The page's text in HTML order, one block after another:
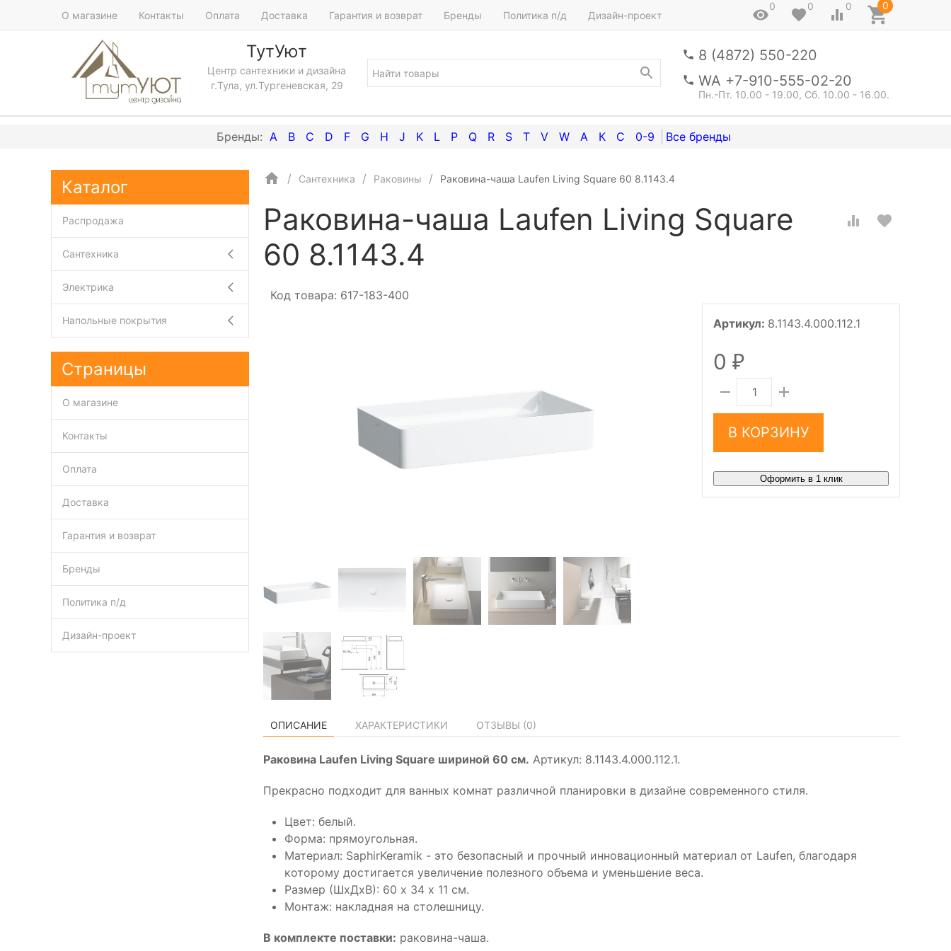
О магазине Контакты Оплата Доставка Гарантия и возврат Бренды Политика п/д Дизайн-проект
0 0 0 0
ТутУют
Центр сантехники и дизайна
г.Тула, ул.Тургеневская, 29
8 (4872) 550-220
WA +7-910-555-02-20
Пн.-Пт. 10.00 - 19.00, Сб. 10.00 - 16.00.
A B C D F G H J K L P Q R S T V W А К С 0-9
Сантехника Раковины Раковина-чаша Laufen Living Square 60 8.1143.4
Раковина-чаша Laufen Living Square
60 8.1143.4
Код товара: 617-183-400
Артикул: 8.1143.4.000.112.1
0 ₽
В КОРЗИНУ
Оформить в 1 клик
ОПИСАНИЕ ХАРАКТЕРИСТИКИ ОТЗЫВЫ (0)
Раковина Laufen Living Square шириной 60 см. Артикул: 8.1143.4.000.112.1.
Прекрасно подходит для ванных комнат различной планировки в дизайне современного стиля.
Цвет: белый.
Форма: прямоугольная.
Материал: SaphirKeramik - это безопасный и прочный инновационный материал от Laufen, благодаря
которому достигается увеличение полезного объема и уменьшение веса.
Размер (ШхДхВ): 60 х 34 х 11 см.
Монтаж: накладная на столешницу.
В комплекте поставки: раковина-чаша.
Каталог
Распродажа
Сантехника
Электрика
Напольные покрытия
Страницы
О магазине
Контакты
Оплата
Доставка
Гарантия и возврат
Бренды
Политика п/д
Дизайн-проект